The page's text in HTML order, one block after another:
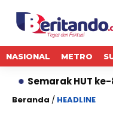
NASIONAL METRO
HUT ke-81 RI,
Beranda / HEADLINE